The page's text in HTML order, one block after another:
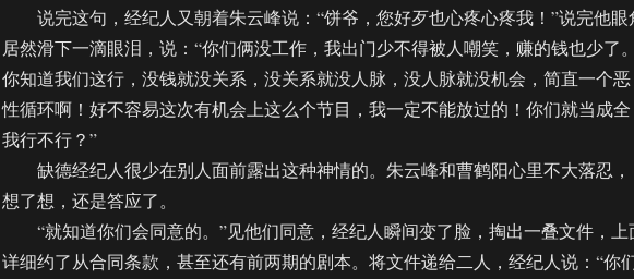
说完这句，经纪人又朝着朱云峰说：“饼爷，您好歹也心疼心疼我！”说完他眼
居然滑下一滴眼泪，说：“你们俩没工作，我出门少不得被人嘲笑，赚的钱也少了
你知道我们这行，没钱就没关系，没关系就没人脉，没人脉就没机会，简直一个恶
性循环啊！好不容易这次有机会上这么个节目，我一定不能放过的！你们就当成全
我行不行？”
缺德经纪人很少在别人面前露出这种神情的。朱云峰和曹鹤阳心里不大落忍，
想了想，还是答应了。
“就知道你们会同意的。”见他们同意，经纪人瞬间变了脸，掏出一叠文件，上
详细约了从合同条款，甚至还有前两期的剧本。将文件递给二人，经纪人说：“你